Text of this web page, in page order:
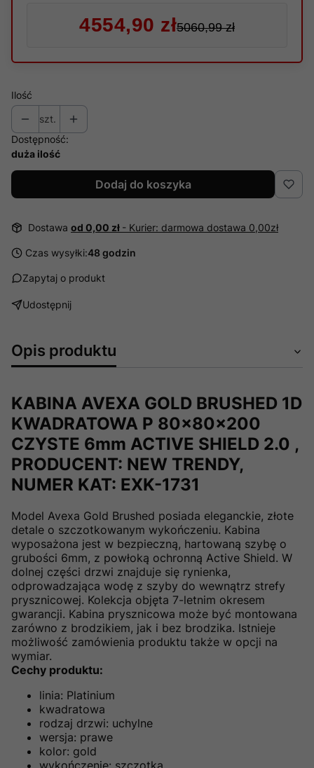
4554,90 zł5060,99 zł
Ilość
szt.
Dostępność:
duża ilość
Dodaj do koszyka
Dostawa od 0,00 zł - Kurier: darmowa dostawa 0,00zł
Czas wysyłki:48 godzin
Zapytaj o produkt
Udostępnij
Opis produktu
KABINA AVEXA GOLD BRUSHED 1D
KWADRATOWA P 80x80x200
CZYSTE 6mm ACTIVE SHIELD 2.0 ,
PRODUCENT: NEW TRENDY,
NUMER KAT: EXK-1731
Model Avexa Gold Brushed posiada eleganckie, złote
detale o szczotkowanym wykończeniu. Kabina
wyposażona jest w bezpieczną, hartowaną szybę o
grubości 6mm, z powłoką ochronną Active Shield. W
dolnej części drzwi znajduje się rynienka,
odprowadzająca wodę z szyby do wewnątrz strefy
prysznicowej. Kolekcja objęta 7-letnim okresem
gwarancji. Kabina prysznicowa może być montowana
zarówno z brodzikiem, jak i bez brodzika. Istnieje
możliwość zamówienia produktu także w opcji na
wymiar.
Cechy produktu:
linia: Platinium
kwadratowa
rodzaj drzwi: uchylne
wersja: prawe
kolor: gold
wykończenie: szczotka